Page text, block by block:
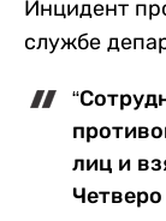
Инцидент
службе
лиц и